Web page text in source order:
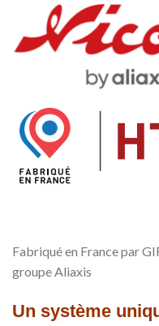
Fabriqué en France par
groupe Aliaxis
Un système